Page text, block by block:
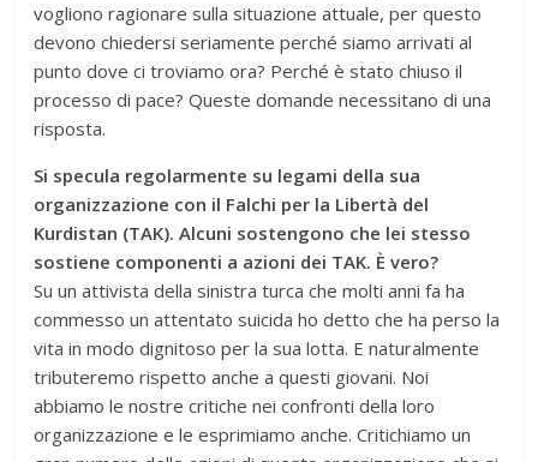
vogliono ragionare sulla situazione attuale, per questo
devono chiedersi seriamente perché siamo arrivati al
punto dove ci troviamo ora? Perché è stato chiuso il
processo di pace? Queste domande necessitano di una
risposta.
Si specula regolarmente su legami della sua
organizzazione con il Falchi per la Libertà del
Kurdistan (TAK). Alcuni sostengono che lei stesso
sostiene componenti a azioni dei TAK. È vero?
Su un attivista della sinistra turca che molti anni fa ha
commesso un attentato suicida ho detto che ha perso la
vita in modo dignitoso per la sua lotta. E naturalmente
tributeremo rispetto anche a questi giovani. Noi
abbiamo le nostre critiche nei confronti della loro
organizzazione e le esprimiamo anche. Critichiamo un